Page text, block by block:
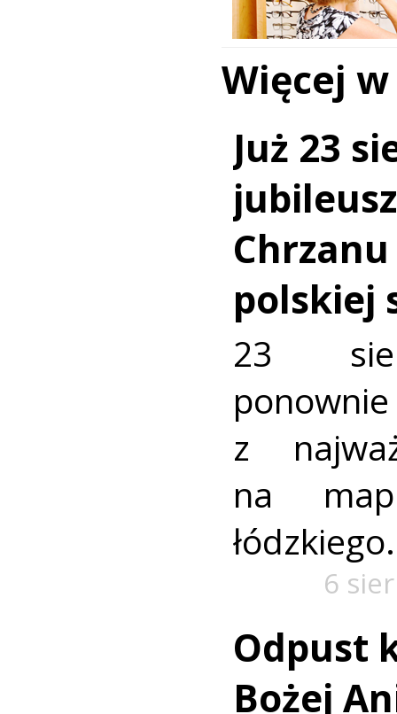
Więcej
Już 23
polskiej
23
z
na
łódzkiego.
6
Odpust
Bożej